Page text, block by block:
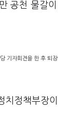
공천 물갈
기자회견을 한 후 퇴
정책부장